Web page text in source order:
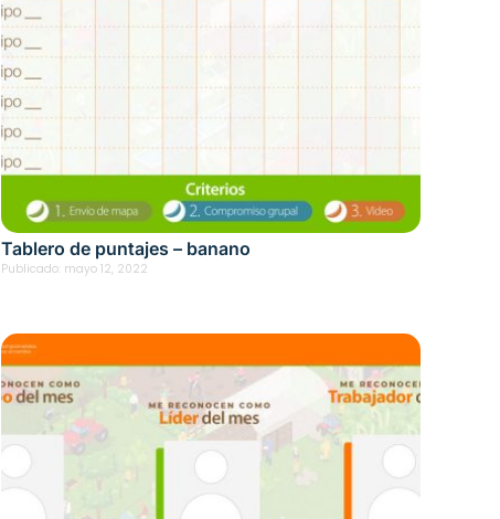
Tablero de puntajes – banano
Publicado: mayo 12, 2022